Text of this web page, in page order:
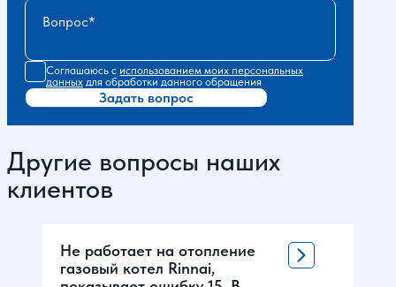
Вопрос
Соглашаюсь с использованием моих персональных
данных для обработки данного обращения
Задать вопрос
Другие вопросы наших
клиентов
Не работает на отопление
газовый котел Rinnai,